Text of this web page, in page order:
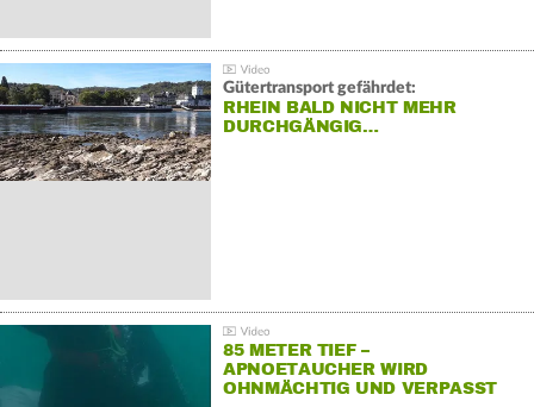
Gütertransport gefährdet:
RHEIN BALD NICHT MEHR
DURCHGÄNGIG…
85 METER TIEF –
APNOETAUCHER WIRD
OHNMÄCHTIG UND VERPASST